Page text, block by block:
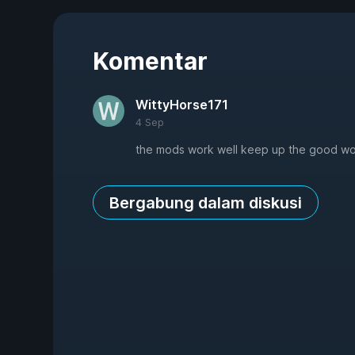
Komentar
WittyHorse171
4 Sep
the mods work well keep up the good
Bergabung dalam diskusi